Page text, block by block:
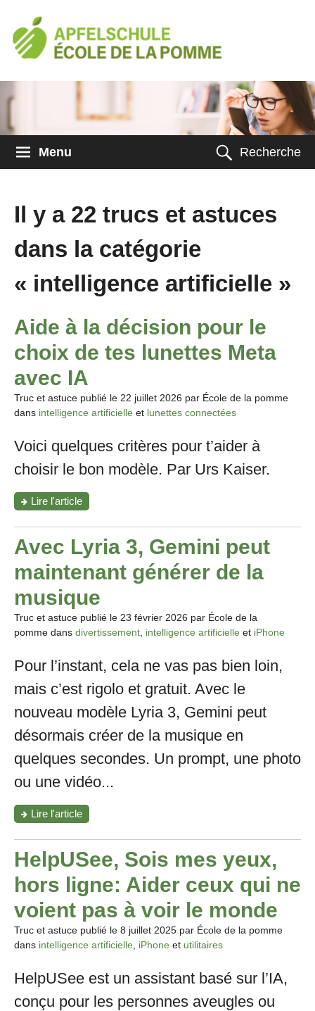
Menu Recherche
Il y a 22 trucs et astuces
dans la catégorie
« intelligence artificielle »
Aide à la décision pour le
choix de tes lunettes Meta
avec IA
Truc et astuce publié le 22 juillet 2026 par École de la pomme
dans intelligence artificielle et lunettes connectées
Voici quelques critères pour t’aider à
choisir le bon modèle. Par Urs Kaiser.
Lire l'article"Aide
à
la
décision
pour
choix
tes
lunettes
Meta
avec
Avec Lyria 3, Gemini peut
maintenant générer de la
musique
Truc et astuce publié le 23 février 2026 par École de la
pomme dans divertissement intelligence artificielle et iPhone
Pour l’instant, cela ne vas pas bien loin,
mais c’est rigolo et gratuit. Avec le
nouveau modèle Lyria 3, Gemini peut
désormais créer de la musique en
quelques secondes. Un prompt, une photo
ou une vidéo...
Lire l'article"Avec
Lyria
3,
Gemini
peut
maintenant
générer
la
musique"
HelpUSee, Sois mes yeux,
hors ligne: Aider ceux qui ne
voient pas à voir le monde
Truc et astuce publié le 8 juillet 2025 par École de la pomme
dans intelligence artificielle iPhone et utilitaires
HelpUSee est un assistant basé sur l’IA,
conçu pour les personnes aveugles ou